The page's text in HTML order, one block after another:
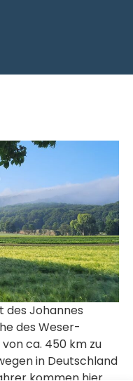
des Johannes
des Weser-
ca. 450 km zu
in Deutschland
kommen hier